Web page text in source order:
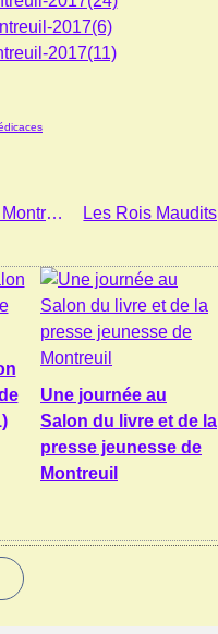
Un samedi au salon du livre jeunesse de Montreuil (Partie 1)
Une journée au
Salon du livre et de la
presse jeunesse de
Montreuil